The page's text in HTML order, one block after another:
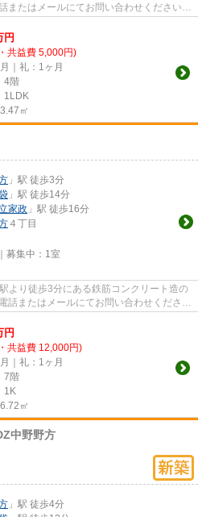
円
共益費 5,000円)
｜礼：1ヶ月
4階
1LDK
㎡
」駅 徒歩3分
」駅 徒歩14分
家政 」駅 徒歩16分
４丁目
募集中： 1室
より徒歩3分にある鉄筋コンクリート造の
円
共益費 12,000円)
｜礼：1ヶ月
7階
1K
㎡
中野野方
」駅 徒歩4分